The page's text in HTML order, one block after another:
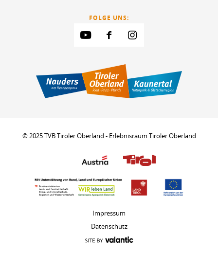
FOLGE UNS:
© 2025 TVB Tiroler Oberland - Erlebnisraum Tiroler Oberland
Impressum
Datenschutz